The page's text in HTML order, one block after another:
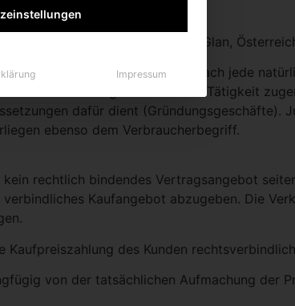
12, A-9300 St. Veit an der Glan,
Ein Verbraucher ist demnach jede
selbstständigen beruflichen Tätigkeit
dafür dient (Gründungsgeschäfte).
ebenso dem Verbraucherbegriff.
rechtlich bindendes Vertragsangebot
Kaufangebot abzugeben. Die
des Kunden
von der tatsächlichen Aufmachung der
Impressum